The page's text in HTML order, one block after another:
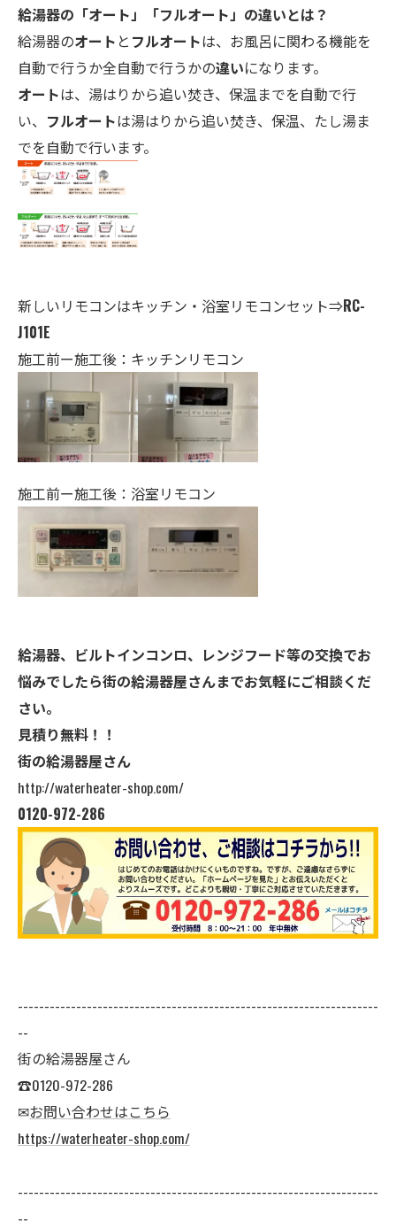
給湯器の「オート」「フルオート」の違いとは？
給湯器のオート と フルオートは、お風呂に関わる機能を
自動で行うか全自動で行うかの違いになります。
オートは、湯はりから追い焚き、保温までを自動で行
い、 フルオートは湯はりから追い焚き、保温、たし湯ま
でを自動で行います。
新しいリモコンはキッチン・ 浴室リモコンセット⇒RC-
J101E
施工前ー施工後：キッチンリモコン
施工前ー施工後：浴室リモコン
給湯器、ビルトインコンロ、レンジフード等の交換でお
悩みでしたら街の給湯器屋さんまでお気軽にご相談くだ
さい。
見積り無料！！
街の給湯器屋さん
http://waterheater-shop.com/
0120-972-286
--------------------------------------------------------------------
--
街の給湯器屋さん
☎0120-972-286
✉お問い合わせはこちら
https://waterheater-shop.com/
--------------------------------------------------------------------
--